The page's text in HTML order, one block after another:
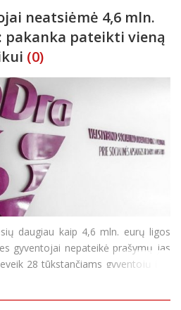
neatsiėmė 4,6 mln.
pakanka pateikti vieną
(0)
daugiau kaip 4,6 mln. eurų ligos
gyventojai nepateikė prašymų jas
28 tūkstančiams gyventojų į jų
paštu išsiuntė priminimus, kvi